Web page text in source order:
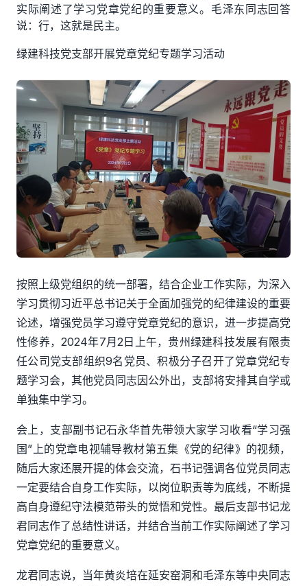
实际阐述了学习党章党纪的重要意义。毛泽东同志回答
说：行，这就是民主。
绿建科技党支部开展党章党纪专题学习活动
按照上级党组织的统一部署，结合企业工作实际， 为深入
学习贯彻习近平总书记关于全面加强党的纪律建设的重要
论述， 增强党员学习遵守党章党纪的意识， 进一步提高党
性修养，2024年7月2日上午，贵州绿建科技发展有限责
任公司党支部组织9名党员、积极分子召开了党章党纪专
题学习会，其他党员同志因公外出，支部将安排其自学或
单独集中学习。
会上，支部副书记石永华首先带领大家学习收看“学习强
国”上的党章电视辅导教材第五集《党的纪律》的视频，
随后大家还展开提的体会交流，石书记强调各位党员同志
一定要结合自身工作实际，以岗位职责等为底线，不断提
高自身遵纪守法模范带头的觉悟和党性。最后支部书记龙
君同志作了总结性讲话，并结合当前工作实际阐述了学习
党章党纪的重要意义。
龙君同志说，当年黄炎培在延安窑洞和毛泽东等中央同志